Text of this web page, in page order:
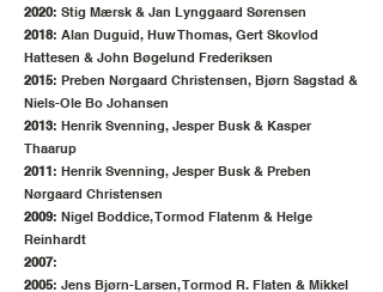
2020: Stig Mærsk & Jan Lynggaard Sørensen
2018: Alan Duguid, Huw Thomas, Gert Skovlod
Hattesen & John Bøgelund Frederiksen
2015: Preben Nørgaard Christensen, Bjørn Sagstad &
Niels-Ole Bo Johansen
2013: Henrik Svenning, Jesper Busk & Kasper
Thaarup
2011: Henrik Svenning, Jesper Busk & Preben
Nørgaard Christensen
2009: Nigel Boddice, Tormod Flatenm & Helge
Reinhardt
2007:
2005: Jens Bjørn-Larsen, Tormod R. Flaten & Mikkel